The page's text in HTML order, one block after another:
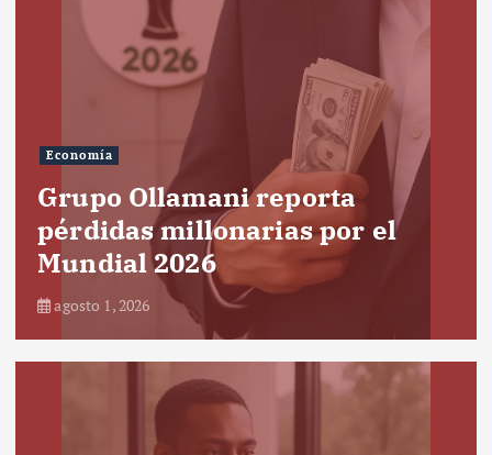
Economía
Grupo Ollamani reporta
pérdidas millonarias por el
Mundial 2026
agosto 1, 2026